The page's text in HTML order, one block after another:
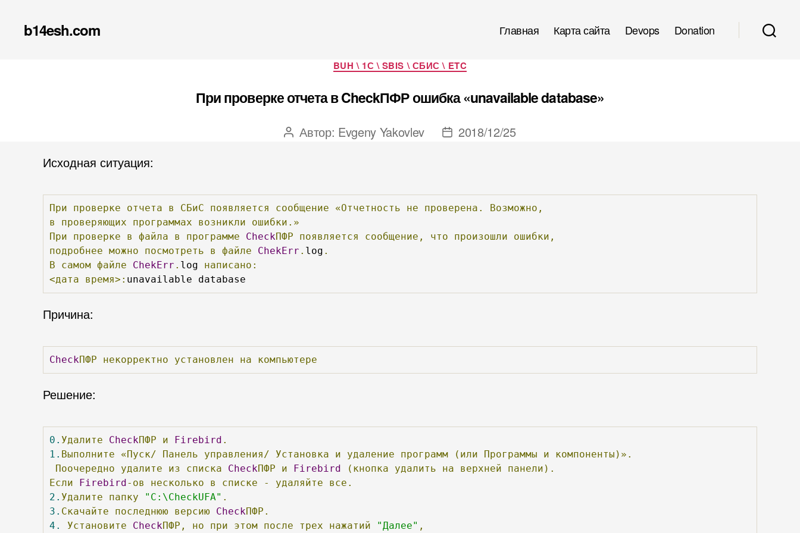
b14esh.com Главная Карта сайта Devops
Donation
Рубрики
BUH \ 1С \ SBIS \ СБИС \ ETC
При проверке отчета в CheckПФР ошибка «unavailable database»
Автор
Автор: Evgeny Yakovlev
Дата2018/12/25
Исходная ситуация:
При проверке отчета в СБиС появляется сообщение «Отчетность не проверена.
Возможно,
в
проверяющих программах возникли
ошибки.»
При
проверке в файла в программе CheckПФР появляется сообщение, что произошли
ошибки,
подробнее можно посмотреть в файле ChekErr . log .
В
самом файле ChekErr . log написано:
<дата
время>: unavailable database
Причина:
CheckПФР некорректно установлен на компьютере
Решение:
0. Удалите CheckПФР и Firebird .
1. Выполните «Пуск/ Панель управления/ Установка и удаление программ (или Программы и
компоненты)».
Поочередно
удалите из списка CheckПФР и Firebird (кнопка удалить на верхней
панели).
Если
Firebird-ов несколько в списке - удаляйте
все.
2. Удалите папку "C:\CheckUFA" .
3. Скачайте последнюю версию CheckПФР.
4.
Установите CheckПФР, но при этом после трех нажатий "Далее" ,